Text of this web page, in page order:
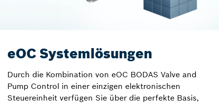
eOC Systemlösungen
Durch die Kombination von eOC BODAS Valve and
Pump Control in einer einzigen elektronischen
Steuereinheit verfügen Sie über die perfekte Basis,